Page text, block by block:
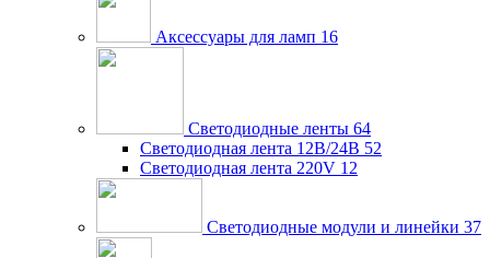
Аксессуары для ламп 16
Светодиодные ленты 64
Светодиодная лента 12В/24В 52
Светодиодная лента 220V 12
Светодиодные модули и линейки 37